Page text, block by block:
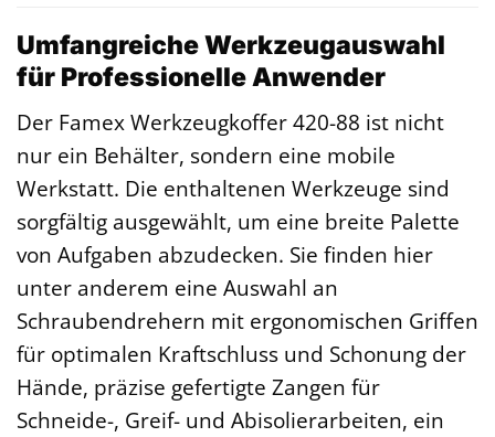
Umfangreiche Werkzeugauswahl
für Professionelle Anwender
Der Famex Werkzeugkoffer 420-88 ist nicht
nur ein Behälter, sondern eine mobile
Werkstatt. Die enthaltenen Werkzeuge sind
sorgfältig ausgewählt, um eine breite Palette
von Aufgaben abzudecken. Sie finden hier
unter anderem eine Auswahl an
Schraubendrehern mit ergonomischen Griffen
für optimalen Kraftschluss und Schonung der
Hände, präzise gefertigte Zangen für
Schneide-, Greif- und Abisolierarbeiten, ein